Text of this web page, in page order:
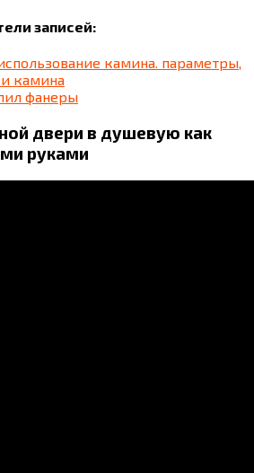
записей:
камина. параметры,
камина
фанеры
двери в душевую как
руками